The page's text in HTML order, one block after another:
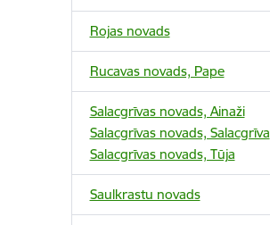
Rojas novads
Rucavas novads, Pape
Salacgrīvas novads, Ainaži
Salacgrīvas novads, Salacgrīva
Salacgrīvas novads, Tūja
Saulkrastu novads